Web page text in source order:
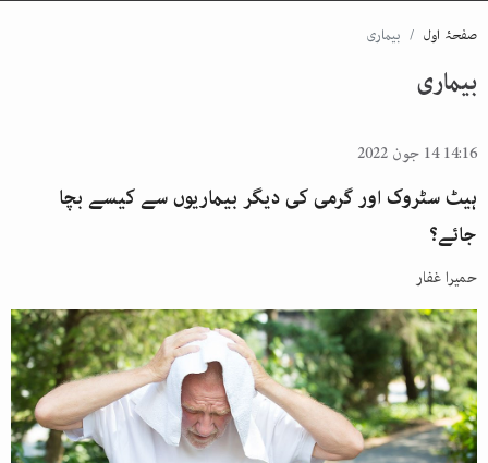
صفحۂ اول بیماری
بیماری
14:16 14 جون 2022
ہیٹ سٹروک اور گرمی کی دیگر بیماریوں سے کیسے بچا
جائے؟
حمیرا غفار